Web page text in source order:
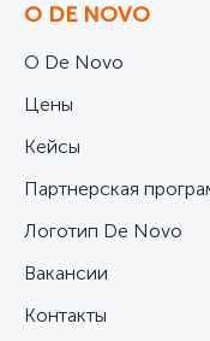
О DE NOVO
О De Novo
Цены
Кейсы
Партнерская
Логотип De Novo
Вакансии
Контакты